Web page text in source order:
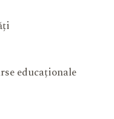
educaționale